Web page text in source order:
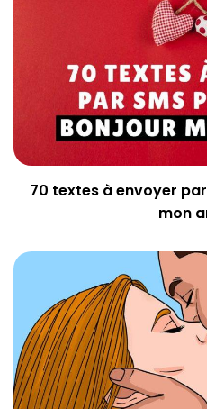
70 textes à envoyer
mon